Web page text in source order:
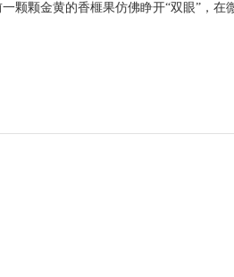
颗颗金黄的香榧果仿佛睁开“双眼”，